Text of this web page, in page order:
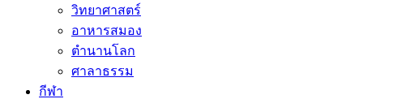
วิทยาศาสตร์
อาหารสมอง
ตำนานโลก
ศาลาธรรม
กีฬา